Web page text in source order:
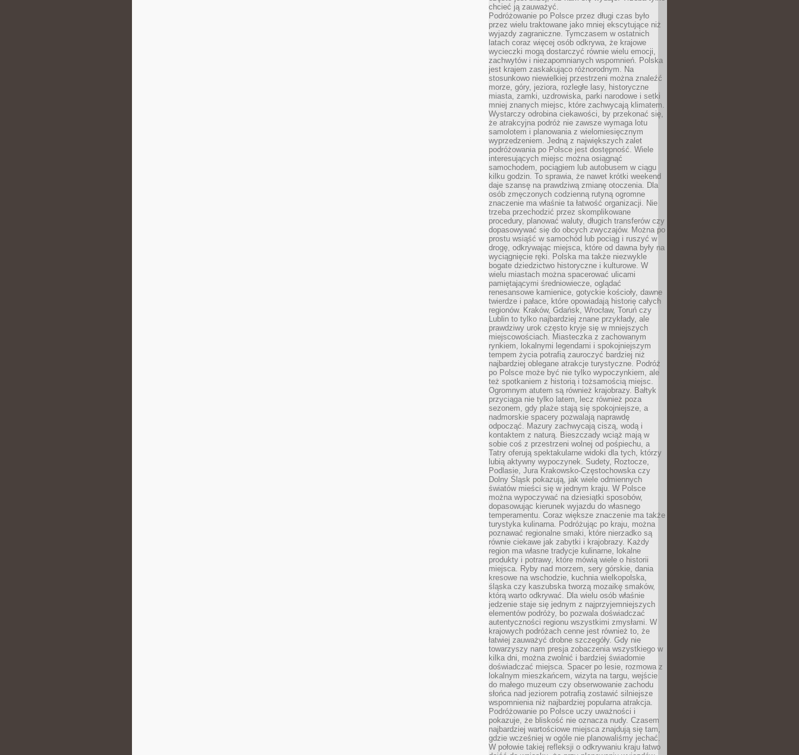
chcieć ją zauważyć.
Podróżowanie po Polsce przez długi czas było
przez wielu traktowane jako mniej ekscytujące niż
wyjazdy zagraniczne. Tymczasem w ostatnich
latach coraz więcej osób odkrywa, że krajowe
wycieczki mogą dostarczyć równie wielu emocji,
zachwytów i niezapomnianych wspomnień. Polska
jest krajem zaskakująco różnorodnym. Na
stosunkowo niewielkiej przestrzeni można znaleźć
morze, góry, jeziora, rozległe lasy, historyczne
miasta, zamki, uzdrowiska, parki narodowe i setki
mniej znanych miejsc, które zachwycają klimatem.
Wystarczy odrobina ciekawości, by przekonać się,
że atrakcyjna podróż nie zawsze wymaga lotu
samolotem i planowania z wielomiesięcznym
wyprzedzeniem. Jedną z największych zalet
podróżowania po Polsce jest dostępność. Wiele
interesujących miejsc można osiągnąć
samochodem, pociągiem lub autobusem w ciągu
kilku godzin. To sprawia, że nawet krótki weekend
daje szansę na prawdziwą zmianę otoczenia. Dla
osób zmęczonych codzienną rutyną ogromne
znaczenie ma właśnie ta łatwość organizacji. Nie
trzeba przechodzić przez skomplikowane
procedury, planować waluty, długich transferów czy
dopasowywać się do obcych zwyczajów. Można po
prostu wsiąść w samochód lub pociąg i ruszyć w
drogę, odkrywając miejsca, które od dawna były na
wyciągnięcie ręki. Polska ma także niezwykle
bogate dziedzictwo historyczne i kulturowe. W
wielu miastach można spacerować ulicami
pamiętającymi średniowiecze, oglądać
renesansowe kamienice, gotyckie kościoły, dawne
twierdze i pałace, które opowiadają historię całych
regionów. Kraków, Gdańsk, Wrocław, Toruń czy
Lublin to tylko najbardziej znane przykłady, ale
prawdziwy urok często kryje się w mniejszych
miejscowościach. Miasteczka z zachowanym
rynkiem, lokalnymi legendami i spokojniejszym
tempem życia potrafią zauroczyć bardziej niż
najbardziej oblegane atrakcje turystyczne. Podróż
po Polsce może być nie tylko wypoczynkiem, ale
też spotkaniem z historią i tożsamością miejsc.
Ogromnym atutem są również krajobrazy. Bałtyk
przyciąga nie tylko latem, lecz również poza
sezonem, gdy plaże stają się spokojniejsze, a
nadmorskie spacery pozwalają naprawdę
odpocząć. Mazury zachwycają ciszą, wodą i
kontaktem z naturą. Bieszczady wciąż mają w
sobie coś z przestrzeni wolnej od pośpiechu, a
Tatry oferują spektakularne widoki dla tych, którzy
lubią aktywny wypoczynek. Sudety, Roztocze,
Podlasie, Jura Krakowsko-Częstochowska czy
Dolny Śląsk pokazują, jak wiele odmiennych
światów mieści się w jednym kraju. W Polsce
można wypoczywać na dziesiątki sposobów,
dopasowując kierunek wyjazdu do własnego
temperamentu. Coraz większe znaczenie ma także
turystyka kulinarna. Podróżując po kraju, można
poznawać regionalne smaki, które nierzadko są
równie ciekawe jak zabytki i krajobrazy. Każdy
region ma własne tradycje kulinarne, lokalne
produkty i potrawy, które mówią wiele o historii
miejsca. Ryby nad morzem, sery górskie, dania
kresowe na wschodzie, kuchnia wielkopolska,
śląska czy kaszubska tworzą mozaikę smaków,
którą warto odkrywać. Dla wielu osób właśnie
jedzenie staje się jednym z najprzyjemniejszych
elementów podróży, bo pozwala doświadczać
autentyczności regionu wszystkimi zmysłami. W
krajowych podróżach cenne jest również to, że
łatwiej zauważyć drobne szczegóły. Gdy nie
towarzyszy nam presja zobaczenia wszystkiego w
kilka dni, można zwolnić i bardziej świadomie
doświadczać miejsca. Spacer po lesie, rozmowa z
lokalnym mieszkańcem, wizyta na targu, wejście
do małego muzeum czy obserwowanie zachodu
słońca nad jeziorem potrafią zostawić silniejsze
wspomnienia niż najbardziej popularna atrakcja.
Podróżowanie po Polsce uczy uważności i
pokazuje, że bliskość nie oznacza nudy. Czasem
najbardziej wartościowe miejsca znajdują się tam,
gdzie wcześniej w ogóle nie planowaliśmy jechać.
W połowie takiej refleksji o odkrywaniu kraju łatwo